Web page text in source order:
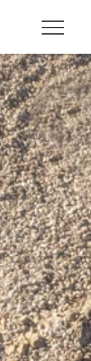
Ami
Blogovi